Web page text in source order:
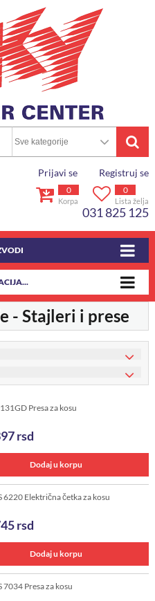
Prijavi se Registruj se
0
Lista želja
0
Korpa
031 825 125
- Stajleri i prese
Presa za kosu
rsd
Dodaj u korpu
6220 Električna četka za kosu
rsd
Dodaj u korpu
7034 Presa za kosu